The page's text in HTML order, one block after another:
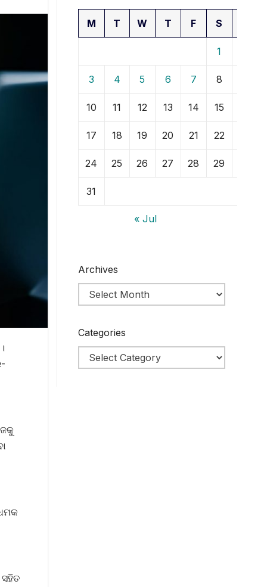
M T W T F S
1
3 4 5 6 7 8
10 11 12 13 14 15
17 18 19 20 21 22
24 25 26 27 28 29
31
« Jul
Archives
Categories